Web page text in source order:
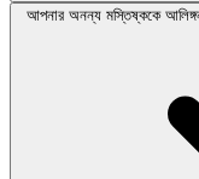
আপনার অনন্য মস্তিষ্ককে আলিঙ্গন